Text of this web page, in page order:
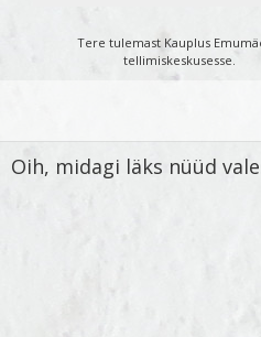
Tere tulemast Kauplus
tellimiskeskusesse.
Oih, midagi läks nüüd